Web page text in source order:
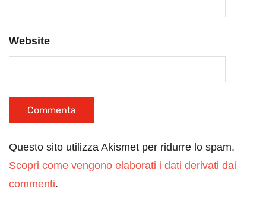
Website
Questo sito utilizza Akismet per ridurre lo spam.
Scopri come vengono elaborati i dati derivati dai
commenti.